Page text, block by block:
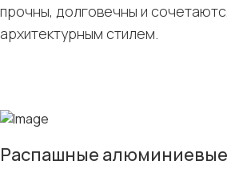
прочны, долговечны и
архитектурным стилем.
Распашные